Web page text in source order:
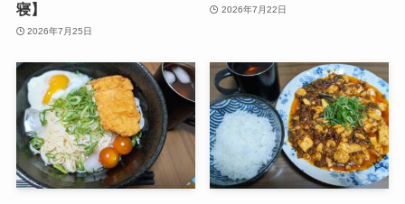
寝】
2026年7月25日
2026年7月22日